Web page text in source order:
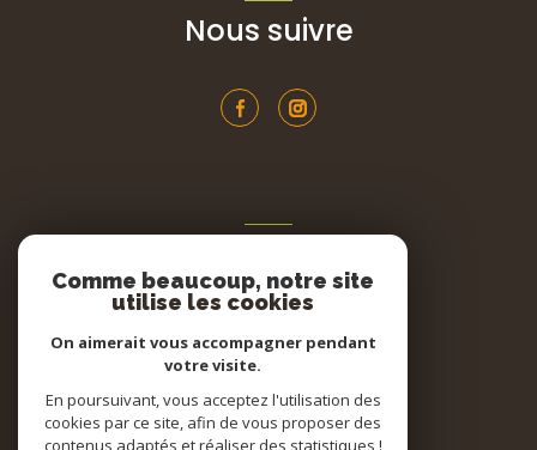
Nous suivre
Nous adhérons
Comme beaucoup, notre site
utilise les cookies
On aimerait vous accompagner pendant
votre visite.
En poursuivant, vous acceptez l'utilisation des
cookies par ce site, afin de vous proposer des
contenus adaptés et réaliser des statistiques !